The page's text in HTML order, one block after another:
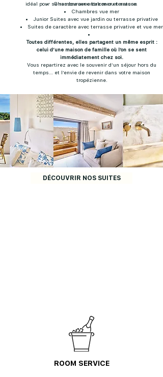
idéal pour se ressourcer entre mer et nature.
Chambre avec balcon ou terrasse
Chambres vue mer
Junior Suites avec vue jardin ou terrasse privative
Suites de caractère avec terrasse privative et vue mer
Toutes différentes, elles partagent un même esprit :
celui d’une maison de famille où l’on se sent
immédiatement chez soi.
Vous repartirez avec le souvenir d’un séjour hors du
temps… et l’envie de revenir dans votre maison
tropézienne.
DÉCOUVRIR NOS SUITES
ROOM SERVICE